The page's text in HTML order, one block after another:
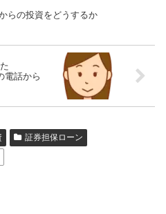
らの投資をどうするか
電話から
証券担保ローン